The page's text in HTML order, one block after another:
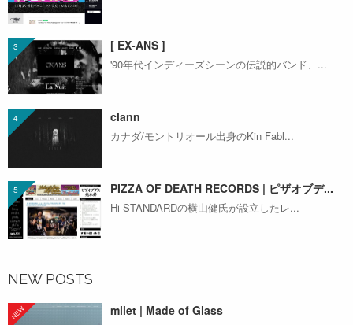
[ EX-ANS ]
'90年代インディーズシーンの伝説的バンド、...
clann
カナダ/モントリオール出身のKin Fabl...
PIZZA OF DEATH RECORDS | ピザオブデ...
Hi-STANDARDの横山健氏が設立したレ...
NEW POSTS
milet | Made of Glass